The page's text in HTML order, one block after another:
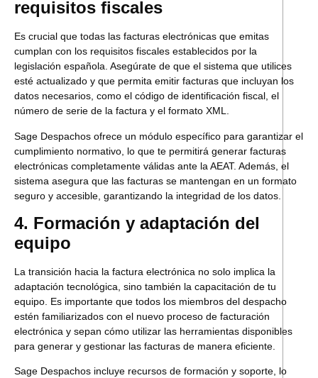
requisitos fiscales
Es crucial que todas las facturas electrónicas que emitas
cumplan con los requisitos fiscales establecidos por la
legislación española. Asegúrate de que el sistema que utilices
esté actualizado y que permita emitir facturas que incluyan los
datos necesarios, como el código de identificación fiscal, el
número de serie de la factura y el formato XML.
Sage Despachos ofrece un módulo específico para garantizar el
cumplimiento normativo, lo que te permitirá generar facturas
electrónicas completamente válidas ante la AEAT. Además, el
sistema asegura que las facturas se mantengan en un formato
seguro y accesible, garantizando la integridad de los datos.
4. Formación y adaptación del
equipo
La transición hacia la factura electrónica no solo implica la
adaptación tecnológica, sino también la capacitación de tu
equipo. Es importante que todos los miembros del despacho
estén familiarizados con el nuevo proceso de facturación
electrónica y sepan cómo utilizar las herramientas disponibles
para generar y gestionar las facturas de manera eficiente.
Sage Despachos incluye recursos de formación y soporte, lo